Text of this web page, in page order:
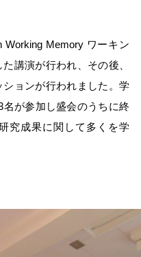
Working Memory ワーキン
講演が行われ、その後、
ョンが行われました。学
が参加し盛会のうちに終
究成果に関して多くを学